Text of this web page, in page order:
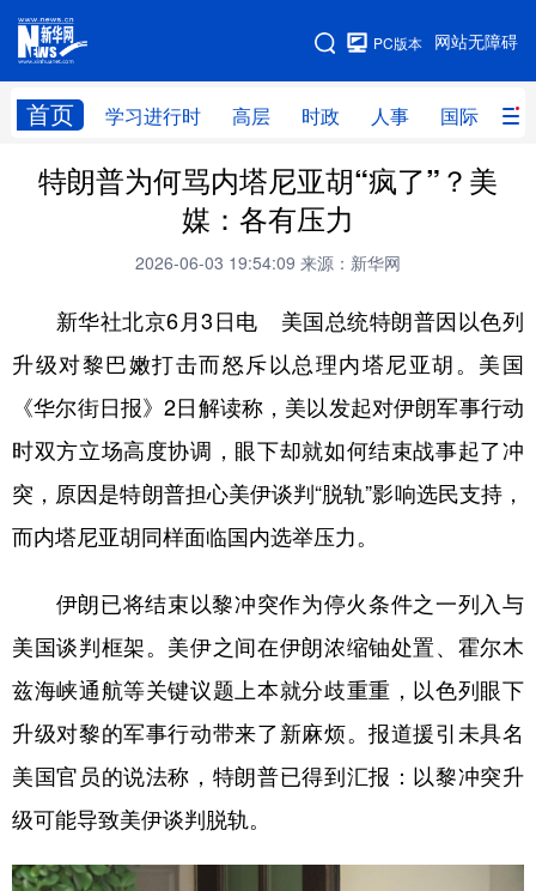
网站无障碍
PC版本
首页 学习进行时 高层 时政 人事 国际 财
网站地图
学习进行时 高层 时政 人事
财经 网评
科技 科创 量子 体育
文化 书画 健康
法律 中央文件 金融 汽车
食品 人居 信息化
彩票 娱乐 时尚 悦读
公益 一带一路 亚太网 上市公司
文化产业
地方频道
特朗普为何骂内塔尼亚胡“疯了”？美
媒：各有压力
2026-06-03 19:54:09 来源：新华网
新华社北京6月3日电 美国总统特朗普因以色列
升级对黎巴嫩打击而怒斥以总理内塔尼亚胡。美国
《华尔街日报》2日解读称，美以发起对伊朗军事行动
时双方立场高度协调，眼下却就如何结束战事起了冲
突，原因是特朗普担心美伊谈判“脱轨”影响选民支持，
而内塔尼亚胡同样面临国内选举压力。
伊朗已将结束以黎冲突作为停火条件之一列入与
美国谈判框架。美伊之间在伊朗浓缩铀处置、霍尔木
兹海峡通航等关键议题上本就分歧重重，以色列眼下
升级对黎的军事行动带来了新麻烦。报道援引未具名
美国官员的说法称，特朗普已得到汇报：以黎冲突升
级可能导致美伊谈判脱轨。